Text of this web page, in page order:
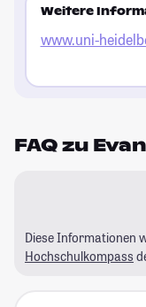
Weitere
www.uni-
FAQ zu
Diese Informationen
Hochschulkompass